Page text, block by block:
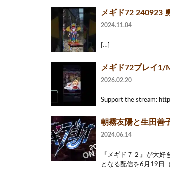
メギド72 240923
2024.11.04
[…]
メギド72プレイ1/
2026.02.20
Support the stream:
朝霧友陽と生田善
2024.06.14
『メギド７２』が大
となる配信を6月19日